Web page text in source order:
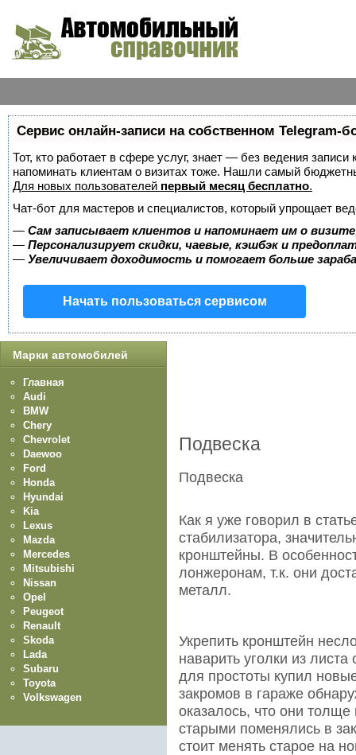
Сервис онлайн-записи на собственном Telegram-
Тот, кто работает в сфере услуг, знает — без ведения
напоминать клиентам о визитах тоже. Нашли самый
Для новых пользователей первый месяц бесплатно.
Чат-бот для мастеров и специалистов, который упрощает
— Сам записывает клиентов и напоминает им о
— Персонализирует скидки, чаевые, кэшбэк и
— Увеличивает доходимость и помогает больше
Начать пользоваться сервисом
Подвеска
Подвеска
Как я уже говорил в
стабилизатора,
кронштейны. В
лонжеронам, т.к. они
металл.
Укрепить кронштейн
наварить уголки из
для простоты купил
закромов в гараже
оказалось, что они
старыми поменялись в
стоит менять старое на
Марки автомобилей
Главная
Audi
BMW
Chery
Chevrolet
Daewoo
Ford
Honda
Hyundai
Kia
Lexus
Mazda
Mercedes
Mitsubishi
Nissan
Opel
Peugeot
Renault
Skoda
Lada
Subaru
Toyota
Volkswagen